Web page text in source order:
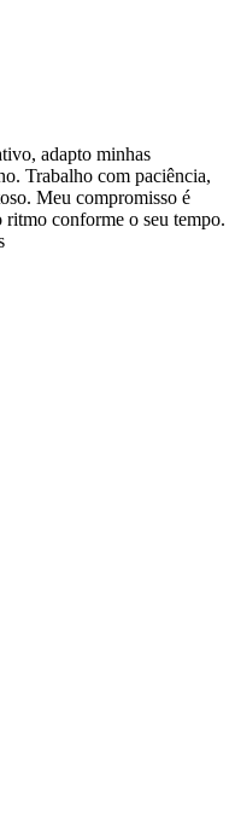
adapto minhas
Trabalho com paciência,
Meu compromisso é
ritmo conforme o seu tempo.